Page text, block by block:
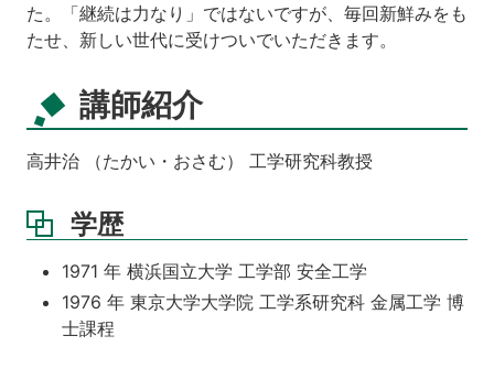
た。「継続は力なり」ではないですが、毎回新鮮みをも
たせ、新しい世代に受けついでいただきます。
講師紹介
高井治 （たかい・おさむ） 工学研究科教授
学歴
1971 年 横浜国立大学 工学部 安全工学
1976 年 東京大学大学院 工学系研究科 金属工学 博
士課程